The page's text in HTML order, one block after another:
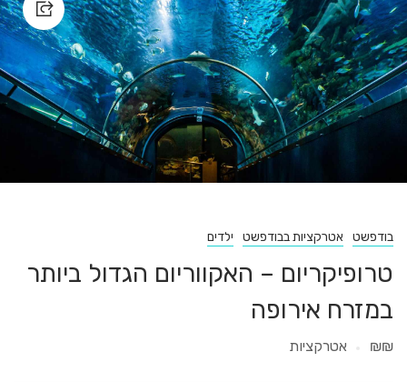
בודפשט אטרקציות בבודפשט ילדים
טרופיקריום – האקווריום הגדול ביותר
במזרח אירופה
₪₪ אטרקציות